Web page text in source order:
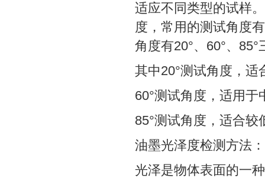
适应不同类型的试样
度，常用的测试角度
角度有20°、60°、85°
其中20°测试角度，
60°测试角度，适用
85°测试角度，适合
油墨光泽度检测方法：
光泽是物体表面的一